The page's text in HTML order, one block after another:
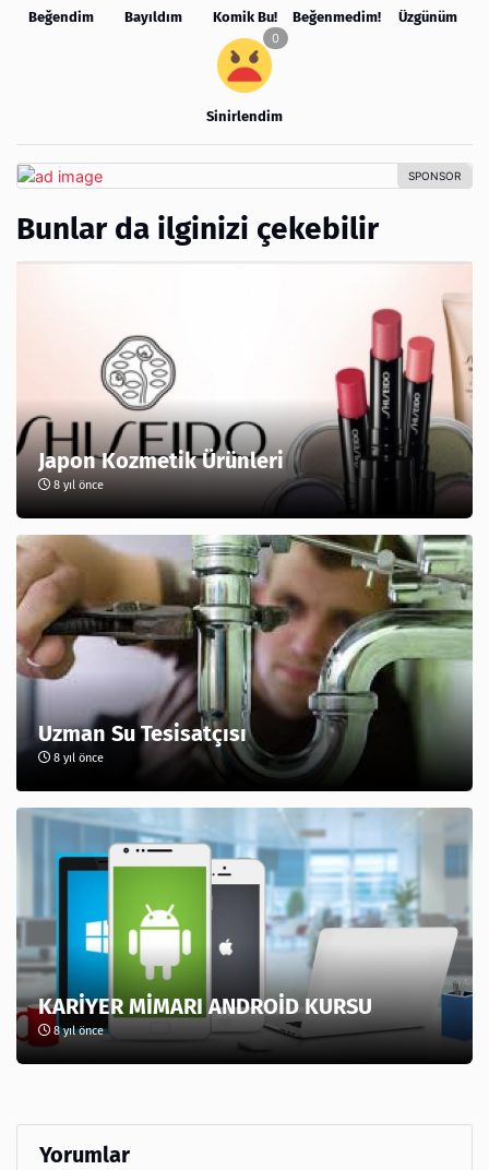
Beğendim Bayıldım Komik Bu! Beğenmedim! Üzgünüm
Sinirlendim
Bunlar da ilginizi çekebilir
Japon Kozmetik Ürünleri
8 yıl önce
Uzman Su Tesisatçısı
8 yıl önce
KARİYER MİMARI ANDROİD KURSU
8 yıl önce
Yorumlar